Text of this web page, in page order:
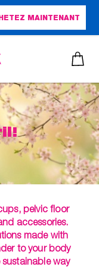
MAINTENANT
pelvic floor
accessories.
made with
to your body
way